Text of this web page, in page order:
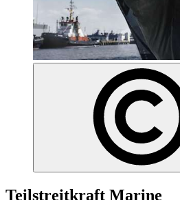
Teilstreitkraft Marine